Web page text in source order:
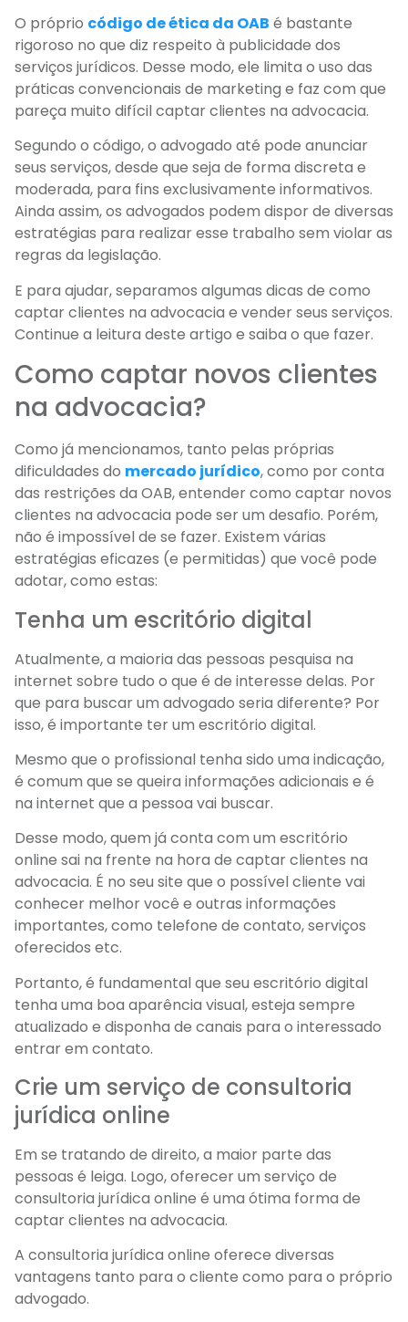
O próprio código de ética da OAB é bastante
rigoroso no que diz respeito à publicidade dos
serviços jurídicos. Desse modo, ele limita o uso das
práticas convencionais de marketing e faz com que
pareça muito difícil captar clientes na advocacia.
Segundo o código, o advogado até pode anunciar
seus serviços, desde que seja de forma discreta e
moderada, para fins exclusivamente informativos.
Ainda assim, os advogados podem dispor de diversas
estratégias para realizar esse trabalho sem violar as
regras da legislação.
E para ajudar, separamos algumas dicas de como
captar clientes na advocacia e vender seus serviços.
Continue a leitura deste artigo e saiba o que fazer.
Como captar novos clientes
na advocacia?
Como já mencionamos, tanto pelas próprias
dificuldades do mercado jurídico, como por conta
das restrições da OAB, entender como captar novos
clientes na advocacia pode ser um desafio. Porém,
não é impossível de se fazer. Existem várias
estratégias eficazes (e permitidas) que você pode
adotar, como estas:
Tenha um escritório digital
Atualmente, a maioria das pessoas pesquisa na
internet sobre tudo o que é de interesse delas. Por
que para buscar um advogado seria diferente? Por
isso, é importante ter um escritório digital.
Mesmo que o profissional tenha sido uma indicação,
é comum que se queira informações adicionais e é
na internet que a pessoa vai buscar.
Desse modo, quem já conta com um escritório
online sai na frente na hora de captar clientes na
advocacia. É no seu site que o possível cliente vai
conhecer melhor você e outras informações
importantes, como telefone de contato, serviços
oferecidos etc.
Portanto, é fundamental que seu escritório digital
tenha uma boa aparência visual, esteja sempre
atualizado e disponha de canais para o interessado
entrar em contato.
Crie um serviço de consultoria
jurídica online
Em se tratando de direito, a maior parte das
pessoas é leiga. Logo, oferecer um serviço de
consultoria jurídica online é uma ótima forma de
captar clientes na advocacia.
A consultoria jurídica online oferece diversas
vantagens tanto para o cliente como para o próprio
advogado.